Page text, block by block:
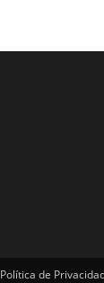
Política de